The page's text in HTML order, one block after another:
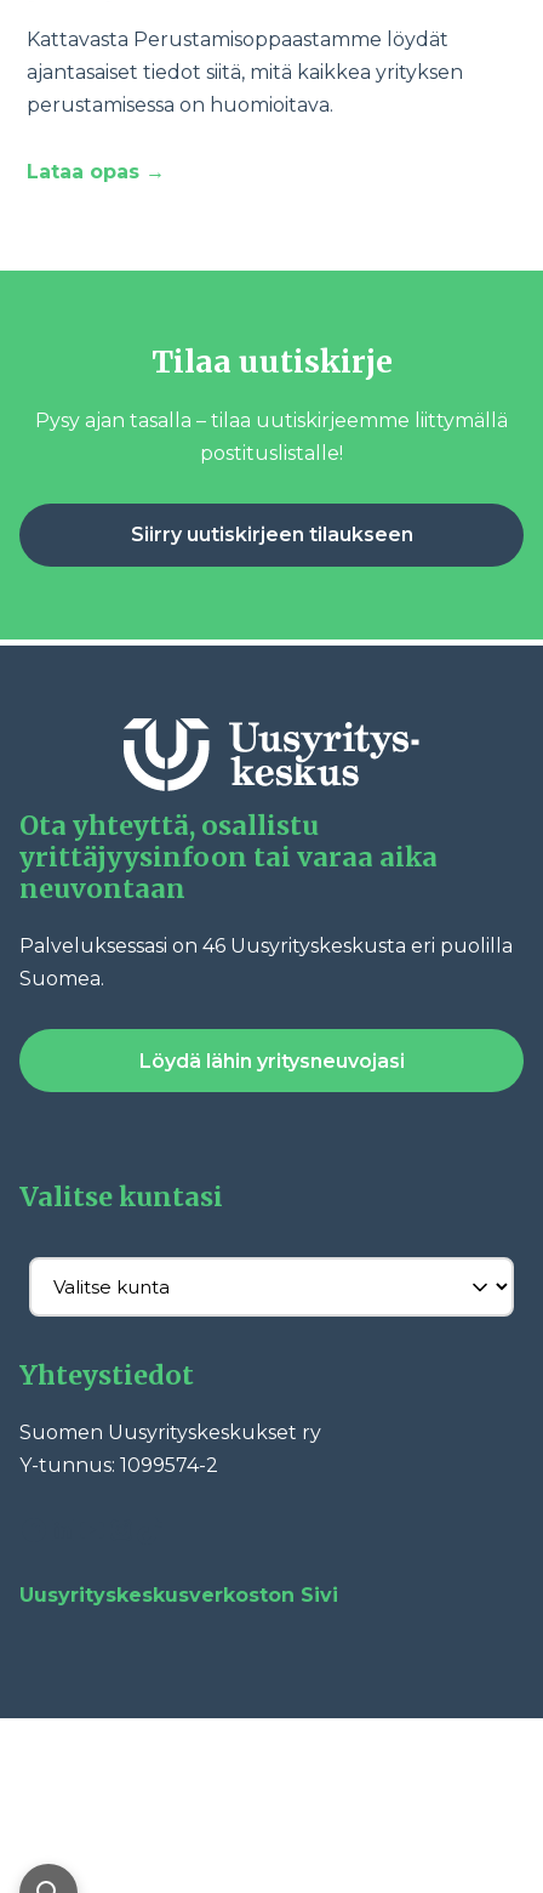
Kattavasta Perustamisoppaastamme löydät
ajantasaiset tiedot siitä, mitä kaikkea yrityksen
perustamisessa on huomioitava.
Lataa opas →
Tilaa uutiskirje
Pysy ajan tasalla – tilaa uutiskirjeemme liittymällä
postituslistalle!
Siirry uutiskirjeen tilaukseen
Ota yhteyttä, osallistu
yrittäjyysinfoon tai varaa aika
neuvontaan
Palveluksessasi on 46 Uusyrityskeskusta eri puolilla
Suomea.
Löydä lähin yritysneuvojasi
Valitse kuntasi
Yhteystiedot
Suomen Uusyrityskeskukset ry
Y-tunnus: 1099574-2
Uusyrityskeskusverkoston Sivi